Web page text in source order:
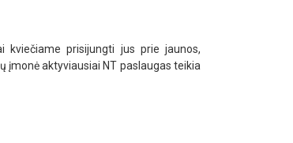
kviečiame prisijungti jus prie jaunos,
įmonė aktyviausiai NT paslaugas teikia